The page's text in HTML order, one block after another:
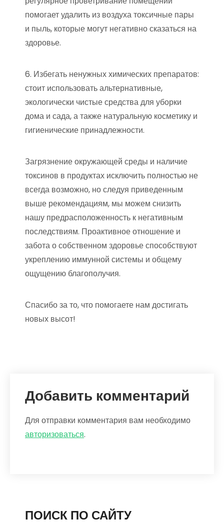
помогает удалить из воздуха токсичные пары
и пыль, которые могут негативно сказаться на
здоровье.
6. Избегать ненужных химических препаратов:
стоит использовать альтернативные,
экологически чистые средства для уборки
дома и сада, а также натуральную косметику и
гигиенические принадлежности.
Загрязнение окружающей среды и наличие
токсинов в продуктах исключить полностью не
всегда возможно, но следуя приведенным
выше рекомендациям, мы можем снизить
нашу предрасположенность к негативным
последствиям. Проактивное отношение и
забота о собственном здоровье способствуют
укреплению иммунной системы и общему
ощущению благополучия.
Спасибо за то, что помогаете нам достигать
новых высот!
Добавить комментарий
Для отправки комментария вам необходимо
авторизоваться.
ПОИСК ПО САЙТУ